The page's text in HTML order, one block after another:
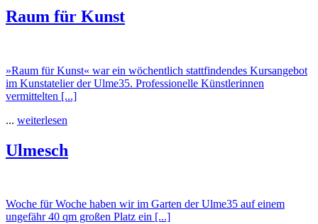
Raum für Kunst
»Raum für Kunst« war ein wöchentlich stattfindendes Kursangebot
im Kunstatelier der Ulme35. Professionelle Künstlerinnen
vermittelten [...]
... weiterlesen
Ulmesch
Woche für Woche haben wir im Garten der Ulme35 auf einem
ungefähr 40 qm großen Platz ein [...]